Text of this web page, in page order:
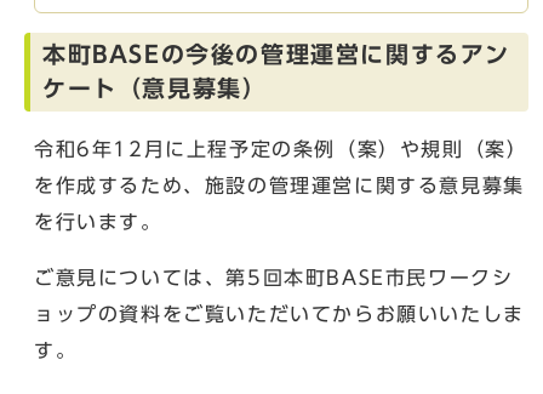
本町BASEの今後の管理運営に関するアン
ケート（意見募集）
令和6年12月に上程予定の条例（案）や規則（案）
を作成するため、施設の管理運営に関する意見募集
を行います。
ご意見については、第5回本町BASE市民ワークシ
ョップの資料をご覧いただいてからお願いいたしま
す。